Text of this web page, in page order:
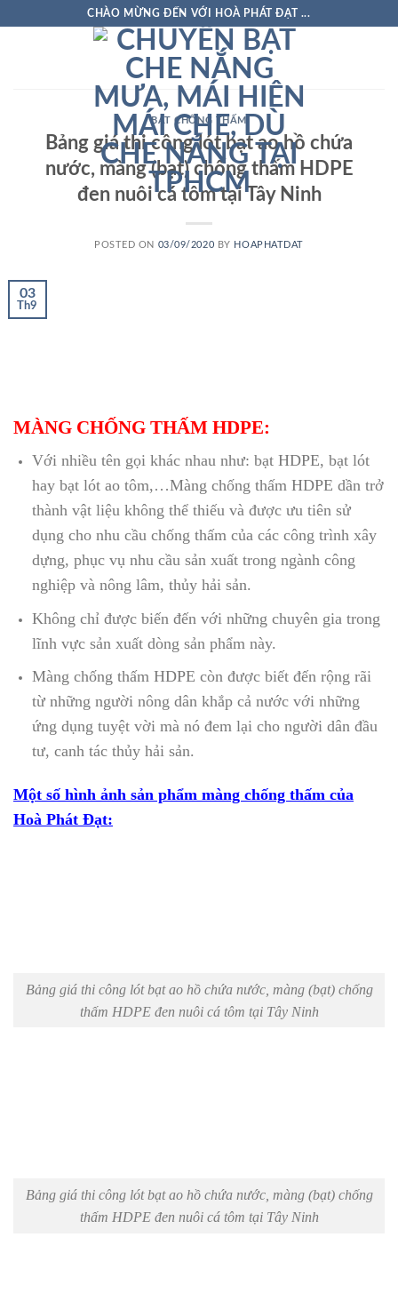
CHÀO MỪNG ĐẾN VỚI HOÀ PHÁT ĐẠT ...
BẠT CHỐNG THẤM
Bảng giá thi công lót bạt ao hồ chứa
nước, màng (bạt) chống thấm HDPE
đen nuôi cá tôm tại Tây Ninh
POSTED ON 03/09/2020 BY HOAPHATDAT
03
Th9
MÀNG CHỐNG THẤM HDPE:
Với nhiều tên gọi khác nhau như: bạt HDPE, bạt lót
hay bạt lót ao tôm,…Màng chống thấm HDPE dần trở
thành vật liệu không thể thiếu và được ưu tiên sử
dụng cho nhu cầu chống thấm của các công trình xây
dựng, phục vụ nhu cầu sản xuất trong ngành công
nghiệp và nông lâm, thủy hải sản.
Không chỉ được biến đến với những chuyên gia trong
lĩnh vực sản xuất dòng sản phẩm này.
Màng chống thấm HDPE còn được biết đến rộng rãi
từ những người nông dân khắp cả nước với những
ứng dụng tuyệt vời mà nó đem lại cho người dân đầu
tư, canh tác thủy hải sản.
Một số hình ảnh sản phẩm màng chống thấm của
Hoà Phát Đạt:
Bảng giá thi công lót bạt ao hồ chứa nước, màng (bạt) chống
thấm HDPE đen nuôi cá tôm tại Tây Ninh
Bảng giá thi công lót bạt ao hồ chứa nước, màng (bạt) chống
thấm HDPE đen nuôi cá tôm tại Tây Ninh